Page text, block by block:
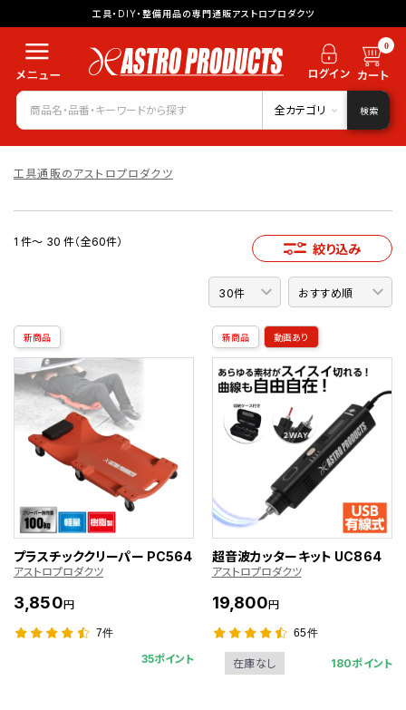
工具・DIY・整備用品の専門通販アストロプロダクツ
0
全カテゴリ 検索
工具通販のアストロプロダクツ
1 件～ 30 件（全60件） 絞り込み
新商品
プラスチッククリーパー PC564
アストロプロダクツ
3,850円
7件
35ポイント
新商品 動画あり
超音波カッターキット UC864
アストロプロダクツ
19,800円
65件
在庫なし 180ポイント